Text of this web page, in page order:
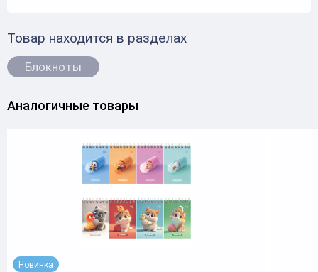
Товар находится в разделах
Блокноты
Аналогичные товары
Новинка